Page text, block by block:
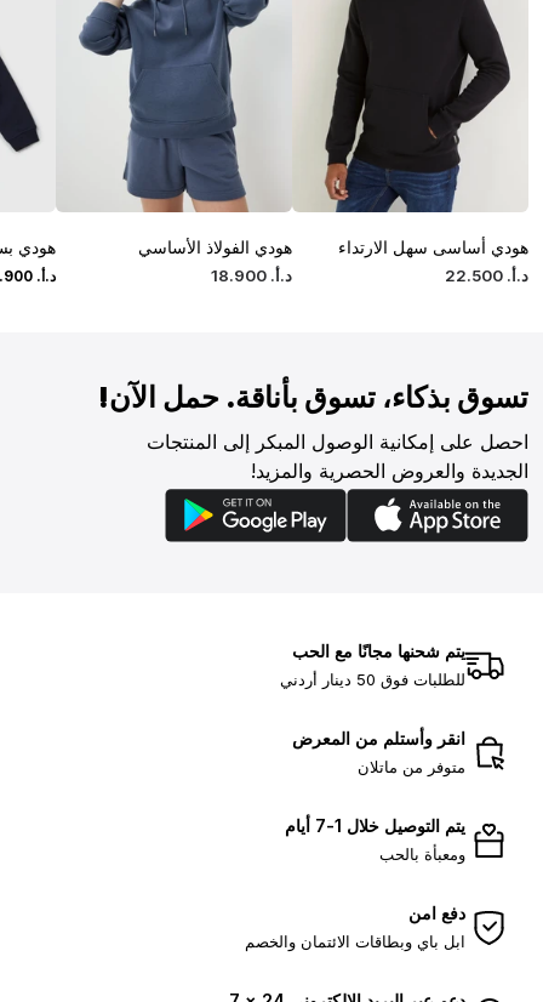
هودي أساسى سهل الارتداء
د.أ. 22.500
هودي الفولاذ الأساسي
د.أ. ‏
18.900
هودي
د.أ. ‏
900
تسوق بذكاء، تسوق بأناقة. حمل الآن!
احصل على إمكانية الوصول المبكر إلى المنتجات
الجديدة والعروض الحصرية والمزيد!
يتم شحنها مجانًا مع الحب
للطلبات فوق 50 دينار أردني
انقر وأستلم من المعرض
متوفر من ماتلان
يتم التوصيل خلال 1-7 أيام
ومعبأة بالحب
دفع امن
ابل باي وبطاقات الائتمان والخصم